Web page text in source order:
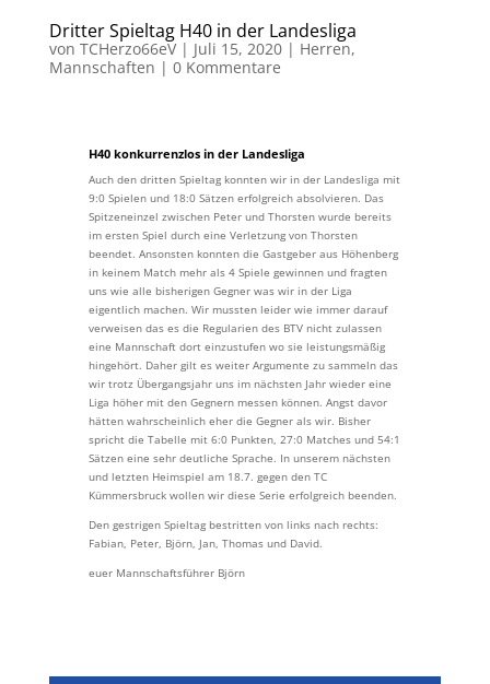
Dritter Spieltag H40 in der Landesliga
von TCHerzo66eV| Juli 15, 2020| Herren,
Mannschaften | 0 Kommentare
H40 konkurrenzlos in der Landesliga
Auch den dritten Spieltag konnten wir in der Landesliga mit
9:0 Spielen und 18:0 Sätzen erfolgreich absolvieren. Das
Spitzeneinzel zwischen Peter und Thorsten wurde bereits
im ersten Spiel durch eine Verletzung von Thorsten
beendet. Ansonsten konnten die Gastgeber aus Höhenberg
in keinem Match mehr als 4 Spiele gewinnen und fragten
uns wie alle bisherigen Gegner was wir in der Liga
eigentlich machen. Wir mussten leider wie immer darauf
verweisen das es die Regularien des BTV nicht zulassen
eine Mannschaft dort einzustufen wo sie leistungsmäßig
hingehört. Daher gilt es weiter Argumente zu sammeln das
wir trotz Übergangsjahr uns im nächsten Jahr wieder eine
Liga höher mit den Gegnern messen können. Angst davor
hätten wahrscheinlich eher die Gegner als wir. Bisher
spricht die Tabelle mit 6:0 Punkten, 27:0 Matches und 54:1
Sätzen eine sehr deutliche Sprache. In unserem nächsten
und letzten Heimspiel am 18.7. gegen den TC
Kümmersbruck wollen wir diese Serie erfolgreich beenden.
Den gestrigen Spieltag bestritten von links nach rechts:
Fabian, Peter, Björn, Jan, Thomas und David.
euer Mannschaftsführer Björn